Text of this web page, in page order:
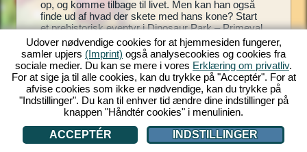
blive
op, og komme tilbage til livet. Men kan han også
finde ud af hvad der skete med hans kone? Start
et prehistorisk eventyr i Dinosaur Park – Primeval
Zoo!
helt
Udover nødvendige cookies for at hjemmesiden fungerer,
samler upjers (Imprint) også analysecookies og cookies fra
sociale medier. Du kan se mere i vores Erklæring om privatliv.
For at sige ja til alle cookies, kan du trykke på "Acceptér". For at
afvise cookies som ikke er nødvendige, kan du trykke på
"Indstillinger". Du kan til enhver tid ændre dine indstillinger på
knappen "Håndtér cookies" i menulinien.
ACCEPTÉR
INDSTILLINGER